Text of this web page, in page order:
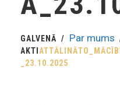
GALVENĀ Par mums
AKTI
_23.10.2025